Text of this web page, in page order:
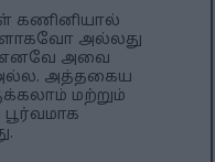
கணினியால்
அல்லது
எனவே அவை
அத்தகைய
மற்றும்